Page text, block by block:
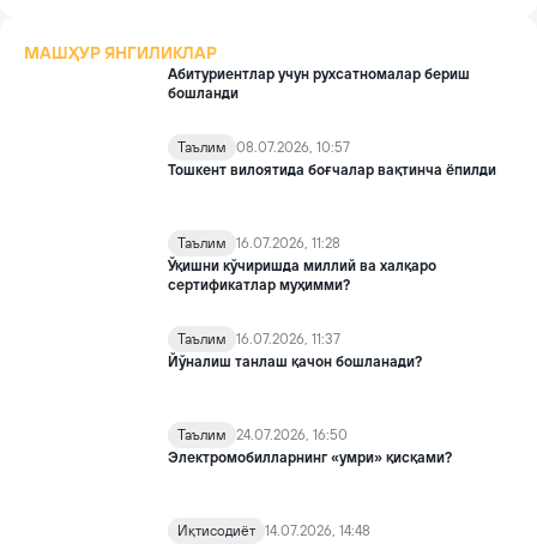
МАШҲУР ЯНГИЛИКЛАР
Абитуриентлар учун рухсатномалар бериш
бошланди
Таълим
08.07.2026, 10:57
Тошкент вилоятида боғчалар вақтинча ёпилди
Таълим
16.07.2026, 11:28
Ўқишни кўчиришда миллий ва халқаро
сертификатлар муҳимми?
Таълим
16.07.2026, 11:37
Йўналиш танлаш қачон бошланади?
Таълим
24.07.2026, 16:50
Электромобилларнинг «умри» қисқами?
Иқтисодиёт 14.07.2026, 14:48